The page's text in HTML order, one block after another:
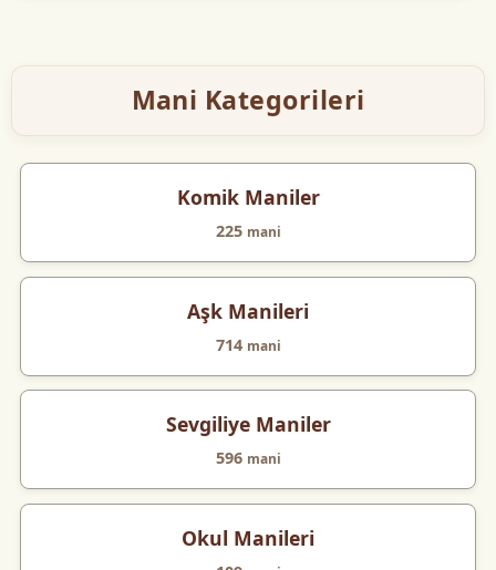
Mani Kategorileri
Komik Maniler
225 mani
Aşk Manileri
714 mani
Sevgiliye Maniler
596 mani
Okul Manileri